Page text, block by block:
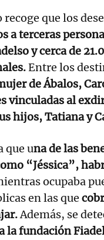
que los
a terceras
y cerca de
Entre los
de Ábalos,
vinculadas al
hijos, Tatiana y
que una de las
“Jéssica”,
ocupaba
en las que
Además, se
la fundación